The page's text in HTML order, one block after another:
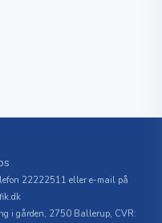
22222511 eller e-mail på
i gården, 2750 Ballerup, CVR: